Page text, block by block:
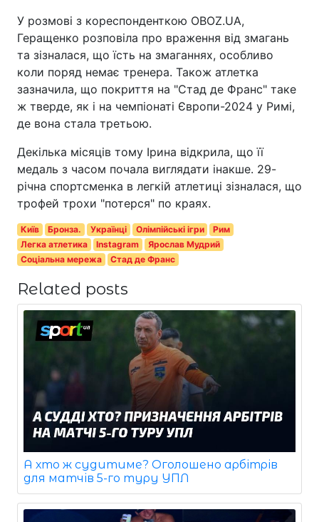
У розмові з кореспонденткою OBOZ.UA,
Геращенко розповіла про враження від змагань
та зізналася, що їсть на змаганнях, особливо
коли поряд немає тренера. Також атлетка
зазначила, що покриття на "Стад де Франс" таке
ж тверде, як і на чемпіонаті Європи-2024 у Римі,
де вона стала третьою.
Декілька місяців тому Ірина відкрила, що її
медаль з часом почала виглядати інакше. 29-
річна спортсменка в легкій атлетиці зізналася, що
трофей трохи "потерся" по краях.
Київ Бронза. Українці Олімпійські ігри
Рим
Легка атлетика
Instagram
Ярослав Мудрий
Соціальна мережа
Стад де Франс
Related posts
А хто ж судитиме? Оголошено арбітрів
для матчів 5-го туру УПЛ